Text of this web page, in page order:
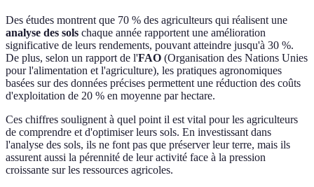
Des études montrent que 70 % des agriculteurs qui réalisent une
analyse des sols chaque année rapportent une amélioration
significative de leurs rendements, pouvant atteindre jusqu'à 30 %.
De plus, selon un rapport de l'FAO (Organisation des Nations Unies
pour l'alimentation et l'agriculture), les pratiques agronomiques
basées sur des données précises permettent une réduction des coûts
d'exploitation de 20 % en moyenne par hectare.
Ces chiffres soulignent à quel point il est vital pour les agriculteurs
de comprendre et d'optimiser leurs sols. En investissant dans
l'analyse des sols, ils ne font pas que préserver leur terre, mais ils
assurent aussi la pérennité de leur activité face à la pression
croissante sur les ressources agricoles.